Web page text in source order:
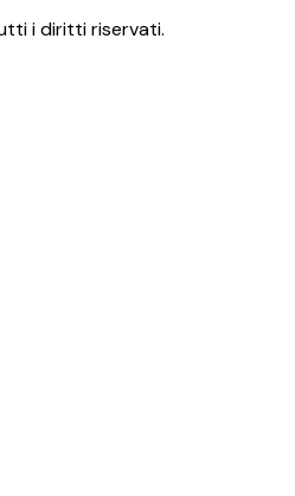
i diritti riservati.